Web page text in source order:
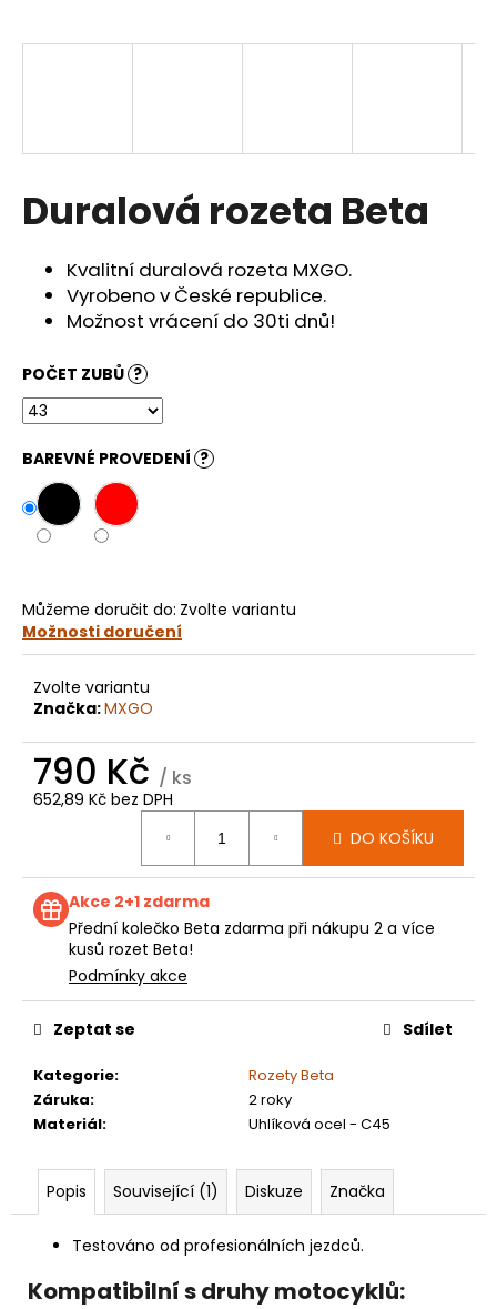
Duralová rozeta Beta
Kvalitní duralová rozeta MXGO.
Vyrobeno v České republice.
Možnost vrácení do 30ti dnů!
POČET ZUBŮ ?
BAREVNÉ PROVEDENÍ ?
Můžeme doručit do: Zvolte variantu
Možnosti doručení
Zvolte variantu
Značka:MXGO
790 Kč / ks
652,89 Kč bez DPH
DO KOŠÍKU
Akce 2+1 zdarma
Přední kolečko Beta zdarma při nákupu 2 a více
kusů rozet Beta!
Podmínky akce
Kategorie:
Rozety Beta
Záruka:
2 roky
Materiál: Uhlíková ocel - C45
Zeptat se Sdílet
Popis Související (1) Diskuze Značka
Testováno od profesionálních jezdců.
Kompatibilní s druhy motocyklů:
j
?
HLEDAT
o
p
o
r
č
u
m
e
KOLEČKO
HUSQVARNA
E4060
199
Kč